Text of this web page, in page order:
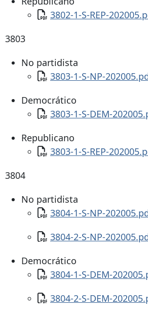
Documento
3802-1-S-REP-
3803
No partidista
Documento
3803-1-S-NP-
Democrático
Documento
3803-1-S-DEM-
Republicano
Documento
3803-1-S-REP-
3804
No partidista
Documento
3804-1-S-NP-
Documento
3804-2-S-NP-
Democrático
Documento
3804-1-S-DEM-
Documento
3804-2-S-DEM-